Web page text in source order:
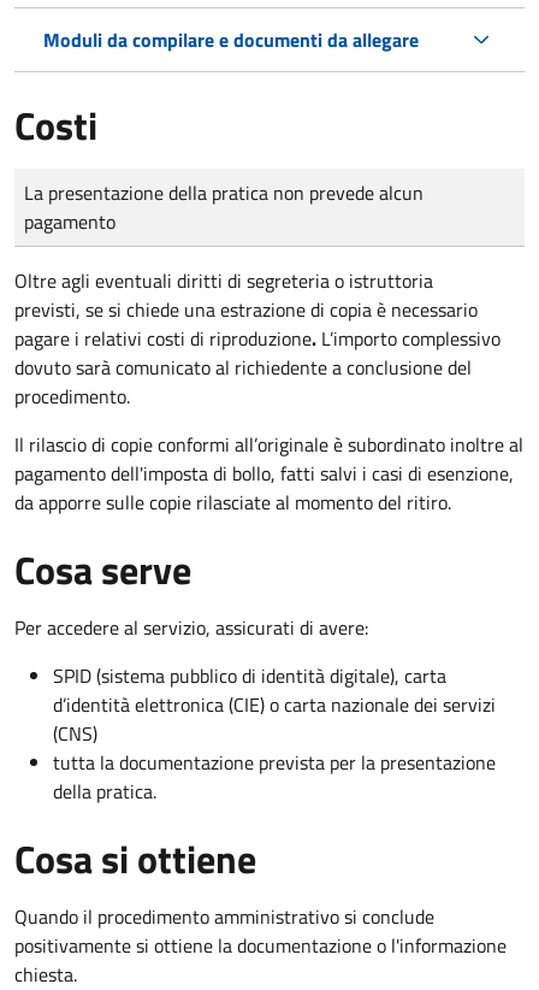
Moduli da compilare e documenti da allegare
Costi
Tipo di pagamento
Importo
La presentazione della pratica non prevede alcun
pagamento
Oltre agli eventuali diritti di segreteria o istruttoria
previsti, se si chiede una estrazione di copia è necessario
pagare i relativi costi di riproduzione. L’importo complessivo
dovuto sarà comunicato al richiedente a conclusione del
procedimento.
Il rilascio di copie conformi all’originale è subordinato inoltre al
pagamento dell'imposta di bollo, fatti salvi i casi di esenzione,
da apporre sulle copie rilasciate al momento del ritiro.
Cosa serve
Per accedere al servizio, assicurati di avere:
SPID (sistema pubblico di identità digitale), carta
d’identità elettronica (CIE) o carta nazionale dei servizi
(CNS)
tutta la documentazione prevista per la presentazione
della pratica.
Cosa si ottiene
Quando il procedimento amministrativo si conclude
positivamente si ottiene la documentazione o l'informazione
chiesta.